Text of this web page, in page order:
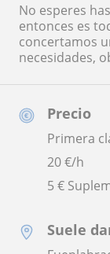
Precio
Primera
20€/h
5 €
Suele
No esperes
entonces es
concertamos
necesidades,